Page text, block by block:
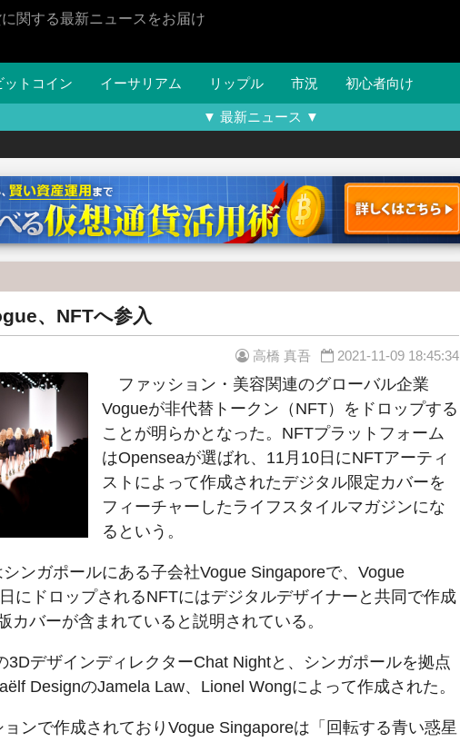
関する最新ニュースをお届け
ットコイン イーサリアム リップル 市況 初心者向け
▼ 最新ニュース ▼
、NFTへ参入
高橋 真吾 2021-11-09 18:45:34
ファッション・美容関連のグローバル企業
Vogueが非代替トークン（NFT）をドロップする
ことが明らかとなった。NFTプラットフォーム
はOpenseaが選ばれ、11月10日にNFTアーティ
ストによって作成されたデジタル限定カバーを
フィーチャーしたライフスタイルマガジンにな
るという。
ンガポールにある子会社Vogue Singaporeで、Vogue
にドロップされるNFTにはデジタルデザイナーと共同で作成
カバーが含まれていると説明されている。
3DデザインディレクターChat Nightと、シンガポールを拠点
DesignのJamela Law、Lionel Wongによって作成された。
ンで作成されておりVogue Singaporeは「回転する青い惑星